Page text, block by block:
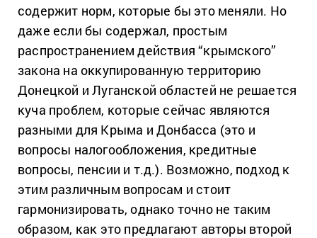
содержит норм, которые бы это меняли. Но
даже если бы содержал, простым
распространением действия “крымского”
закона на оккупированную территорию
Донецкой и Луганской областей не решается
куча проблем, которые сейчас являются
разными для Крыма и Донбасса (это и
вопросы налогообложения, кредитные
вопросы, пенсии и т.д.). Возможно, подход к
этим различным вопросам и стоит
гармонизировать, однако точно не таким
образом, как это предлагают авторы второй